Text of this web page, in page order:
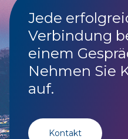
Jede
Verbindung
einem
Nehmen Sie
auf.
Kontakt